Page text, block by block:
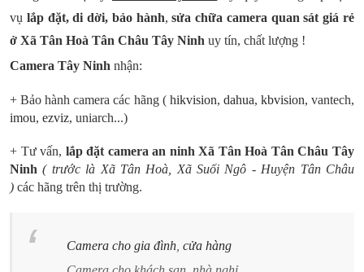
vụ lắp đặt, di dời, bảo hành,sửa chữa camera quan sát giá rẻ
ở Xã Tân Hoà Tân Châu Tây Ninh uy tín, chất lượng !
Camera Tây Ninh nhận:
+ Bảo hành camera các hãng ( hikvision, dahua, kbvision, vantech,
imou, ezviz, uniarch...)
+ Tư vấn, lắp đặt camera an ninh Xã Tân Hoà Tân Châu Tây
Ninh( trước là Xã Tân Hoà, Xã Suối Ngô - Huyện Tân Châu
) các hãng trên thị trường.
Camera cho gia đình cửa hàng